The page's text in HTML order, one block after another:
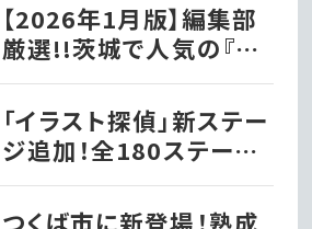
【2026年1月版】編集部
厳選!!茨城で人気の『た
こ焼き屋』
「イラスト探偵」新ステー
ジ追加！全180ステージ・
720問で推理力を試そう
つくば市に新登場！熟成